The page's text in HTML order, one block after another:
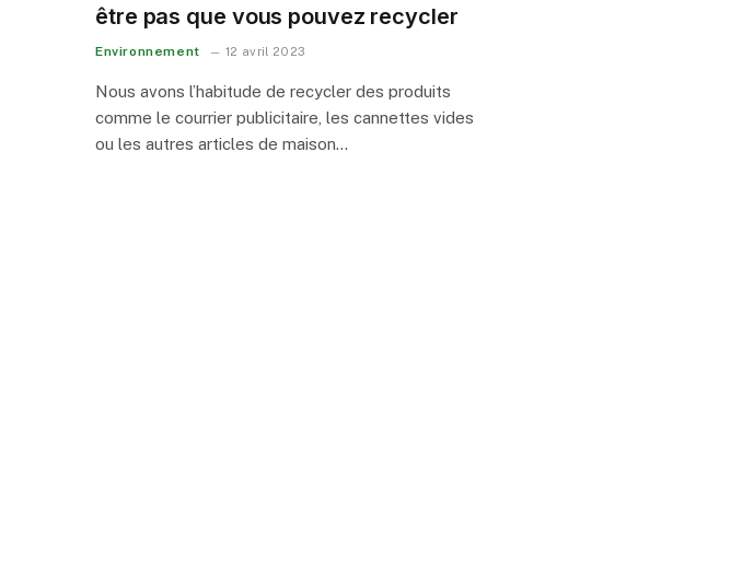
être pas que vous pouvez recycler
Environnement 12 avril 2023
Nous avons l’habitude de recycler des produits
comme le courrier publicitaire, les cannettes vides
ou les autres articles de maison…